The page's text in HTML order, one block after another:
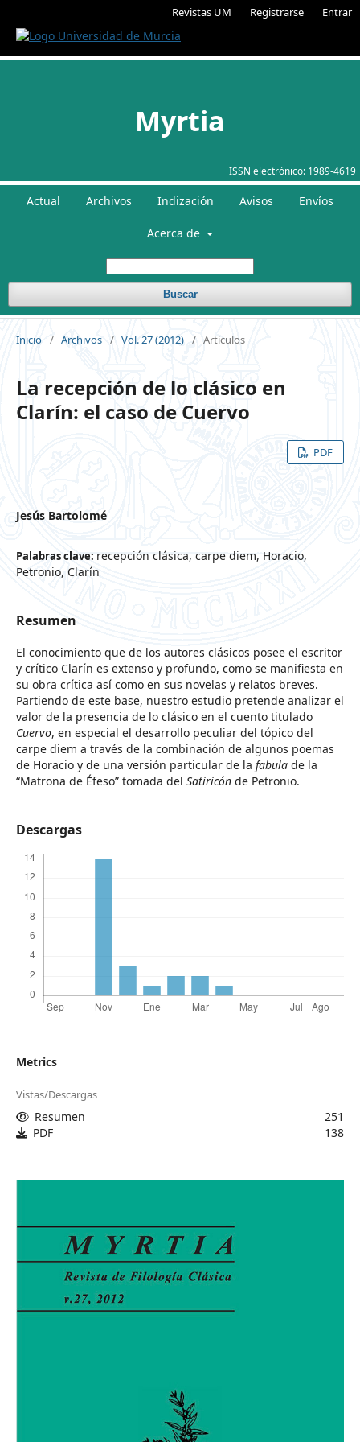
Revistas UM Registrarse Entrar
ISSN electrónico: 1989-4619
Myrtia
Actual Archivos Indización Avisos Envíos
Acerca de
Buscar
Inicio / Archivos / Vol. 27 (2012) / Artículos
La recepción de lo clásico en
Clarín: el caso de Cuervo
PDF
Jesús Bartolomé
Palabras clave: recepción clásica, carpe diem, Horacio,
Petronio, Clarín
Resumen
El conocimiento que de los autores clásicos posee el escritor
y crítico Clarín es extenso y profundo, como se manifiesta en
su obra crítica así como en sus novelas y relatos breves.
Partiendo de este base, nuestro estudio pretende analizar el
valor de la presencia de lo clásico en el cuento titulado
Cuervo, en especial el desarrollo peculiar del tópico del
carpe diem a través de la combinación de algunos poemas
de Horacio y de una versión particular de la fabula de la
“Matrona de Éfeso” tomada del Satiricón de Petronio.
Descargas
Metrics
Vistas/Descargas
Resumen
251
PDF
138